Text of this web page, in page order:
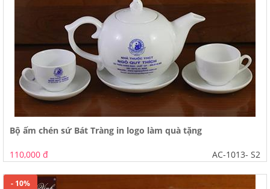
Bộ ấm chén sứ Bát Tràng in logo làm quà tặng
110,000 đ AC-1013- S2
- 10%